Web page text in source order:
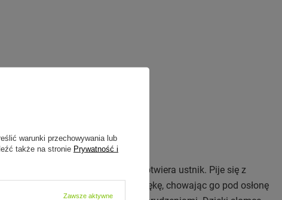
przycisku
nacisnąć jeden przycisk, który otwiera ustnik. Pije się z
Zamykasz butelkę jedną rękę, chowając go pod osłonę
warunki przechowywania lub
także na stronie Prywatność i
Zawsze aktywne